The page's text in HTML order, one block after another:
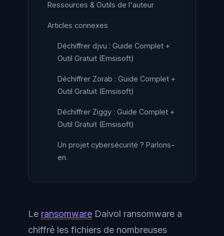
Ressources & Outils de l'auteur
Articles connexes
Déchiffrer djvu : Guide Complet +
Outil Gratuit (Emsisoft)
Déchiffrer Zorab : Guide Complet +
Outil Gratuit (Emsisoft)
Déchiffrer Ziggy : Guide Complet +
Outil Gratuit (Emsisoft)
Un projet cybersécurité ? Parlons-
en.
Le ransomware Daivol ransomware a
chiffré les fichiers de nombreuses